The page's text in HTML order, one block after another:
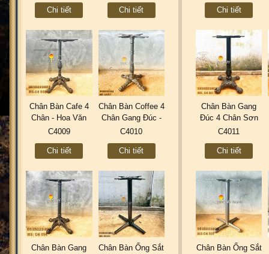
Điện Đẹp Mới
Chi tiết
Điện C4006
Chi tiết
Đẹp C4007
Chi tiết
Chân Bàn Cafe 4
Chân - Hoa Văn
Cổ Điển Gang Đúc
C4009
Chi tiết
Chân Bàn Coffee 4
Chân Gang Đúc -
Nhà Hàng Trà Sữa
C4010
Chi tiết
Chân Bàn Gang
Đúc 4 Chân Sơn
Tĩnh Điện Ngoài
C4011
Chi tiết
Chân Bàn Gang
Chân Bàn Ống Sắt
Chân Bàn Ống Sắt